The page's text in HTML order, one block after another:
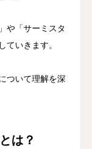
や「サーミスタ
ていきます。
ついて理解を深
は？